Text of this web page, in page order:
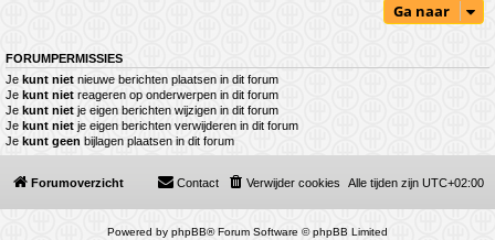
Ga naar
FORUMPERMISSIES
Je kunt niet nieuwe berichten plaatsen in dit forum
Je kunt niet reageren op onderwerpen in dit forum
Je kunt niet je eigen berichten wijzigen in dit forum
Je kunt niet je eigen berichten verwijderen in dit forum
Je kunt geen bijlagen plaatsen in dit forum
Forumoverzicht Alle tijden zijn UTC+02:00
Verwijder cookies
Contact
Powered by phpBB® Forum Software © phpBB Limited